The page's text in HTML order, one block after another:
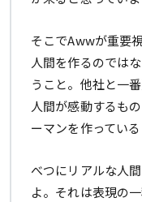
そこでAwwが重要
人間を作るのでは
うこと。他社と一
人間が感動するも
ーマンを作っている
べつにリアルな人
よ。それは表現の